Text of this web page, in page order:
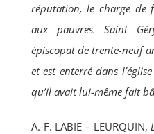
réputation, le charge de
aux pauvres. Saint
épiscopat de trente-neuf
et est enterré dans
qu’il avait lui-même fait
A.-F. LABIE – LEURQUIN,